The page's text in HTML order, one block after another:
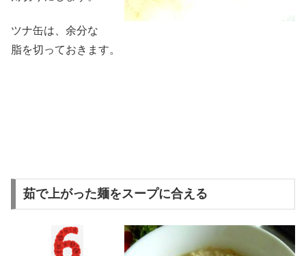
ツナ缶は、余分な
脂を切っておきます。
茹で上がった麺をスープに合える